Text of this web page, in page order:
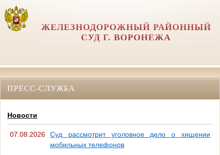
ЖЕЛЕЗНОДОРОЖНЫЙ РАЙОННЫЙ
СУД Г. ВОРОНЕЖА
ПРЕСС-СЛУЖБА
Новости
07.08.2026
Суд рассмотрит уголовное дело о хищении
мобильных телефонов